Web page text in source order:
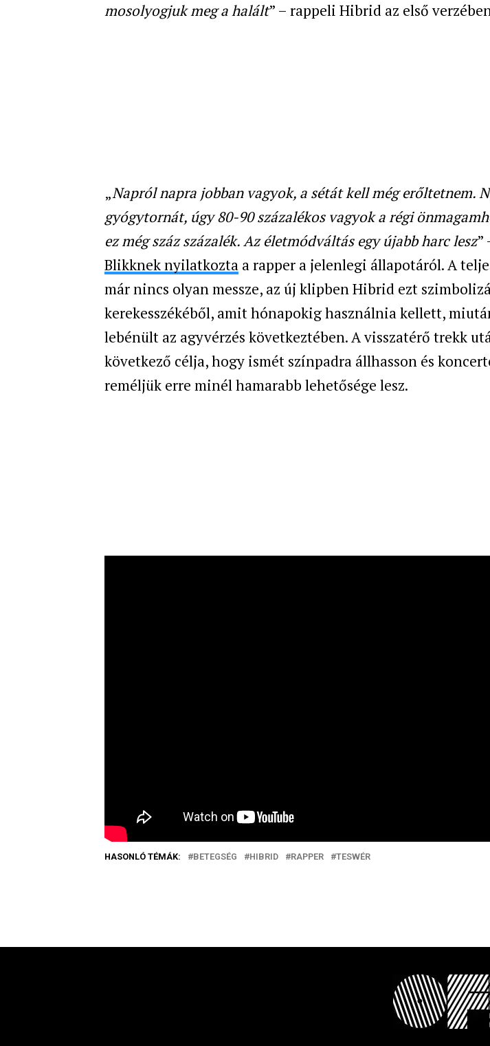
mosolyogjuk meg a halált” – rappeli Hibrid az első
„Napról napra jobban vagyok, a sétát kell még erőltetnem.
gyógytornát, úgy 80-90 százalékos vagyok a régi
ez még száz százalék. Az életmódváltás egy újabb harc lesz”
Blikknek nyilatkozta a rapper a jelenlegi állapotáról. A
már nincs olyan messze, az új klipben Hibrid ezt
kerekesszékéből, amit hónapokig használnia kellett,
lebénült az agyvérzés következtében. A visszatérő trekk
következő célja, hogy ismét színpadra állhasson és
reméljük erre minél hamarabb lehetősége lesz.
HASONLÓ TÉMÁK: BETEGSÉG HIBRID RAPPER TESWÉR